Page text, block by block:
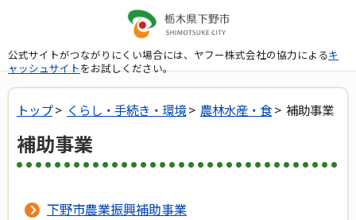
公式サイトがつながりにくい場合には、ヤフー株式会社の協力によるキ
ャッシュサイトをお試しください。
トップ> くらし・手続き・環境> 農林水産・食> 補助事業
補助事業
下野市農業振興補助事業